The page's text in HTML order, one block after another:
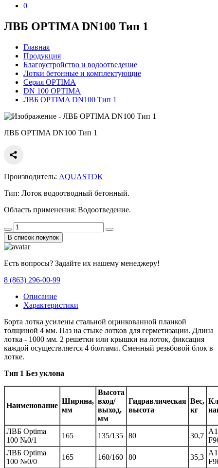
0
ЛВБ OPTIMA DN100 Тип 1
Главная
Продукция
Благоустройство и водоотведение
Лотки бетонные и комплектующие
Серия OPTIMA
DN 100 OPTIMA
ЛВБ OPTIMA DN100 Тип 1
ЛВБ OPTIMA DN100 Тип 1
Производитель: AQUASTOK
Тип: Лоток водоотводный бетонный.
Область применения: Водоотведение.
В список покупок
Есть вопросы? Задайте их нашему менеджеру!
8 (863) 296-00-99
Описание
Характеристики
Борта лотка усилены стальной оцинкованной планкой
толщиной 4 мм. Паз на стыке лотков для герметизации. Длина
лотка - 1000 мм. 2 решетки или крышки на лоток, фиксация
каждой осуществляется 4 болтами. Сменный резьбовой блок в
лотке.
Тип 1 Без уклона
Наименование
Ширина,
мм
Высота
вход/
выход,
мм
Гидравлическая
высота
Вес,
кг
ЛВБ Optima
100 №0/1
165 135/135 80 30,7
ЛВБ Optima
100 №0/0
165 160/160 80 35,3